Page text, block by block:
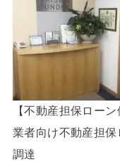
【不動産担保ロー
業者向け不動産担
調達